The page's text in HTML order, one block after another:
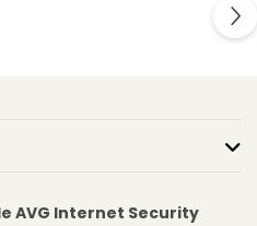
AVG Internet Security